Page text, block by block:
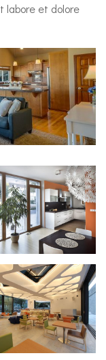
labore et dolore